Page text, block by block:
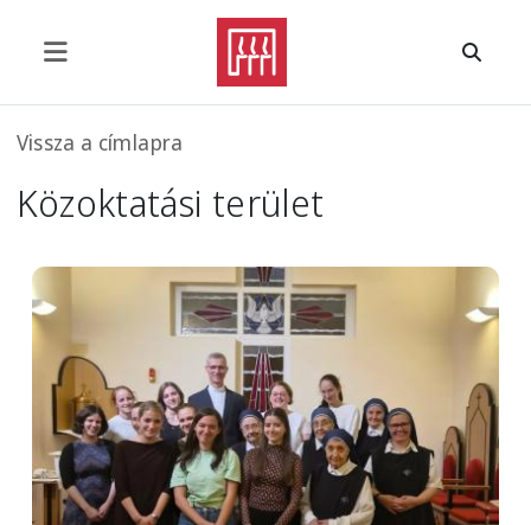
Morzsa
Vissza a címlapra
Közoktatási terület
Image